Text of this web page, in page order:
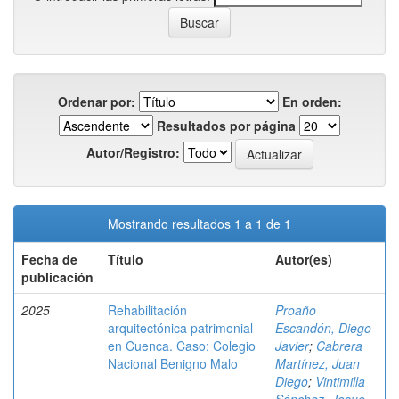
Ordenar por:
En orden:
Resultados por página
Autor/Registro:
Mostrando resultados 1 a 1 de 1
Fecha de
publicación
Título Autor(es)
2025
Rehabilitación
arquitectónica patrimonial
en Cuenca. Caso: Colegio
Nacional Benigno Malo
Proaño
Escandón, Diego
Javier; Cabrera
Martínez, Juan
Diego; Vintimilla